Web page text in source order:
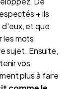
+ ils
d'eux, et que
les mots
sujet. Ensuite,
vos
plus à faire